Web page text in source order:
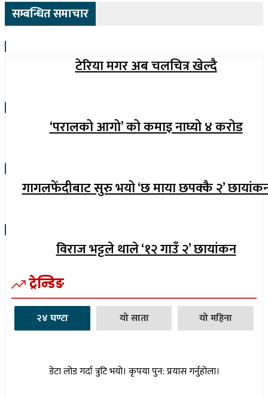
सम्बन्धित समाचार
टेरिया मगर अब चलचित्र खेल्दै
‘परालको आगो’ को कमाइ नाघ्यो ४ करोड
गागलफेंदीबाट सुरु भयो ‘छ माया छपक्कै २’
विराज भट्टले थाले ‘१२ गाउँ २’ छायांकन
ट्रेन्डिङ
२४ घण्टा यो साता यो महिना
डेटा लोड गर्दा त्रुटि भयो। कृपया पुन: प्रयास गर्नुहोला।